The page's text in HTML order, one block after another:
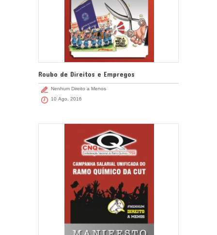
Roubo de Direitos e Empregos
Nenhum Direito a Menos
10 Ago, 2016